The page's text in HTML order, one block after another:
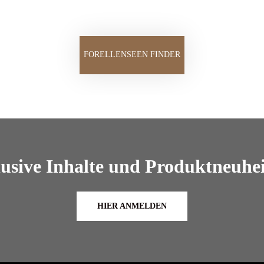
FORELLENSEEN FINDER
Inhalte und
HIER ANMELDEN